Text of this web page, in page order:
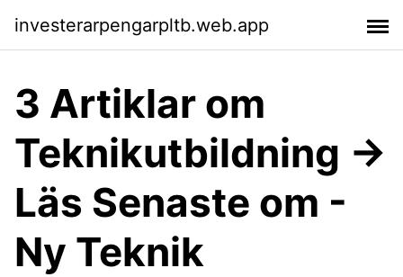
investerarpengarpltb.web.app
3 Artiklar om
Teknikutbildning ->
Läs Senaste om -
Ny Teknik